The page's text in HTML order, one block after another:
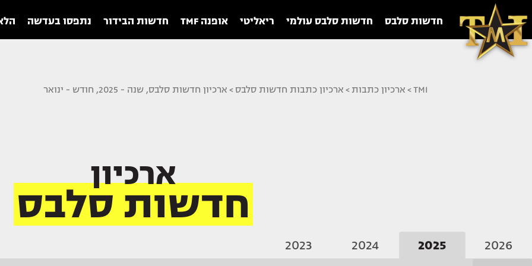
חדשות סלבס חדשות סלבס עולמי ריאליטי אופנה TMF חדשות הבידור נתפסו בעדשה
TMI
> ארכיון כתבות > ארכיון כתבות חדשות סלבס > ארכיון חדשות סלבס, שנה - 2025, חודש - ינואר
ארכיון
חדשות סלבס
2026
2025
2024
2023